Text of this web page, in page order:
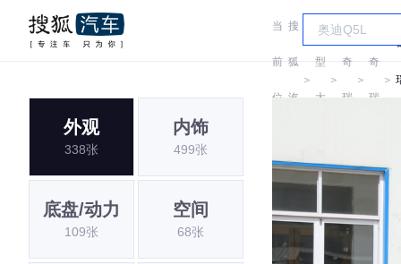
当
前
位
搜
狐
汽
＞
车
型
大
＞
奇
瑞
＞
奇
瑞
＞
外观
338张
内饰
499张
底盘/动力
109张
空间
68张